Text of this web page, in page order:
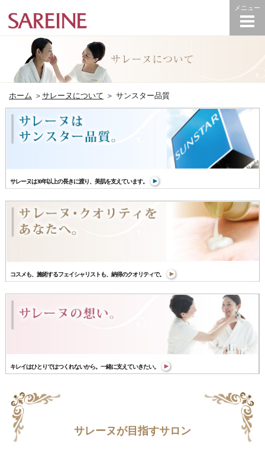
ホーム ＞サレーヌについて ＞ サンスター品質
サレーヌは30年以上の長きに渡り、美肌を支えています。
コスメも、施術するフェイシャリストも、納得のクオリティで。
キレイはひとりではつくれないから。一緒に支えていきたい。
サレーヌが目指すサロン